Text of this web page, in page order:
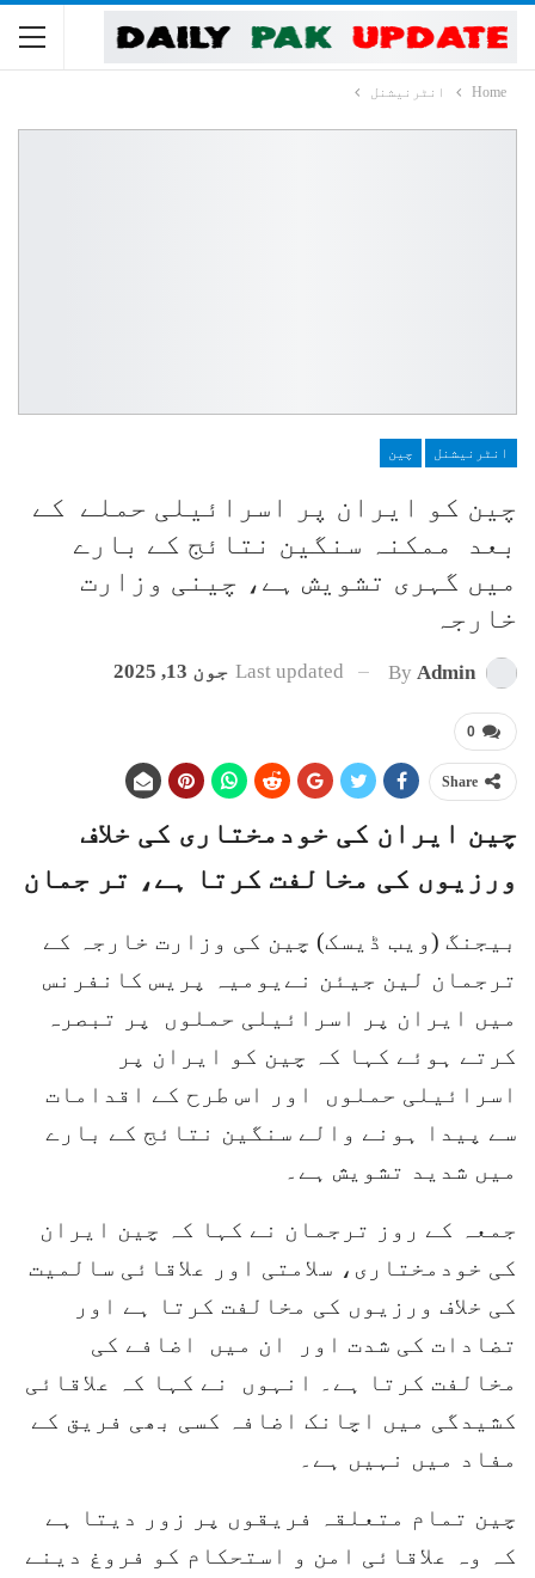
Home انٹرنیشنل
انٹرنیشنل چین
چین کو ایران پر اسرائیلی حملے کے
بعد ممکنہ سنگین نتائج کے بارے
میں گہری تشویش ہے، چینی وزارت
خارجہ
By Admin
Last updated جون 13, 2025
0
Share
چین ایران کی خودمختاری کی خلاف
ورزیوں کی مخالفت کرتا ہے، تر جمان
بیجنگ (ویب ڈیسک) چین کی وزارت خارجہ کے
ترجمان لین جیئن نےیومیہ پریس کانفرنس
میں ایران پر اسرائیلی حملوں پر تبصرہ
کرتے ہوئے کہا کہ چین کو ایران پر
اسرائیلی حملوں اور اس طرح کے اقدامات
سے پیدا ہونے والے سنگین نتائج کے بارے
میں شدید تشویش ہے۔
جمعہ کے روز ترجمان نے کہا کہ چین ایران
کی خودمختاری، سلامتی اور علاقائی سالمیت
کی خلاف ورزیوں کی مخالفت کرتا ہے اور
تضادات کی شدت اور ان میں اضافے کی
مخالفت کرتا ہے۔ انہوں نے کہا کہ علاقائی
کشیدگی میں اچانک اضافہ کسی بھی فریق کے
مفاد میں نہیں ہے۔
چین تمام متعلقہ فریقوں پر زور دیتا ہے
کہ وہ علاقائی امن و استحکام کو فروغ دینے